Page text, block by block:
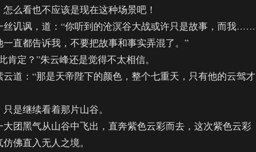
么看也不应该是现在这种场景吧！
讥讽，道：“你听到的沧溟谷大战或许只是故事，而我……
直都告诉我，不要把故事和事实弄混了。”
定？”朱云峰还是觉得不太相信。
：“那是天帝陛下的颜色，整个七重天，只有他的云驾才
继续看着那片山谷。
黑气从山谷中飞出，直奔紫色云彩而去，这次紫色云彩
佛直入无人之境。